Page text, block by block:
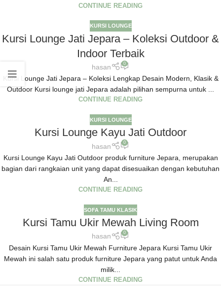
CONTINUE READING
KURSI LOUNGE
Kursi Lounge Jati Jepara – Koleksi Outdoor &
Indoor Terbaik
hasan 0
Kursi Lounge Jati Jepara – Koleksi Lengkap Desain Modern, Klasik &
Outdoor Kursi lounge jati Jepara adalah pilihan sempurna untuk ...
CONTINUE READING
KURSI LOUNGE
Kursi Lounge Kayu Jati Outdoor
hasan 0
Kursi Lounge Kayu Jati Outdoor produk furniture Jepara, merupakan
bagian dari rangkaian unit yang dapat disesuaikan dengan kebutuhan
An...
CONTINUE READING
SOFA TAMU KLASIK
Kursi Tamu Ukir Mewah Living Room
hasan 0
Desain Kursi Tamu Ukir Mewah Furniture Jepara Kursi Tamu Ukir
Mewah ini salah satu produk furniture Jepara yang patut untuk Anda
milik...
CONTINUE READING